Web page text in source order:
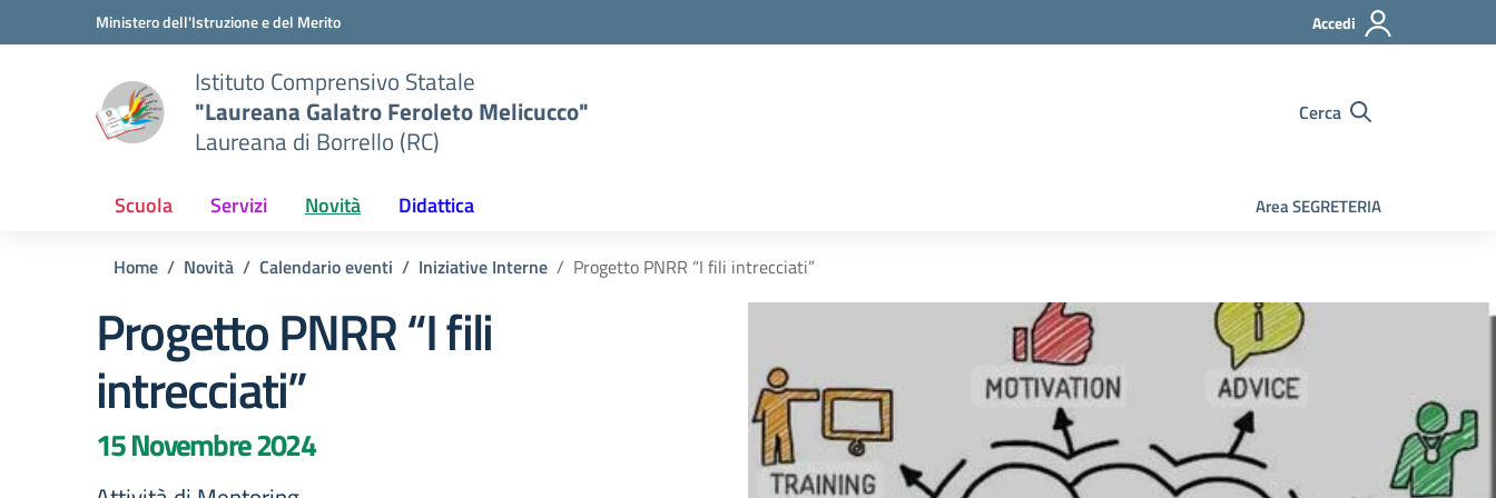
Vai ai contenuti
Vai al menu di navigazioneMinistero dell'Istruzione e del Merito Accedi
Istituto Comprensivo Statale
"Laureana Galatro Feroleto Melicucco"
Laureana di Borrello (RC)
Cerca
Scuola Servizi Novità Didattica Area SEGRETERIA
Home Novità Calendario eventi Iniziative Interne Progetto PNRR “I fili intrecciati”
Progetto PNRR “I fili
intrecciati”
15 Novembre 2024